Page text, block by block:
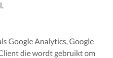
Google Analytics, Google
die wordt gebruikt om